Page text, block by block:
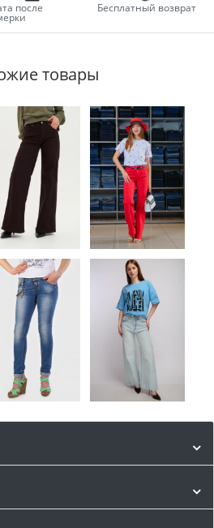
после Бесплатный возврат
товары